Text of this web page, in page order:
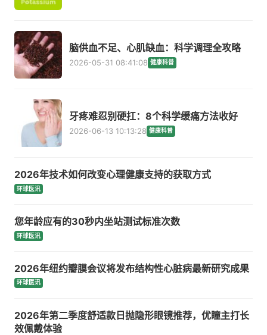
脑供血不足、心肌缺血：科学调理全攻略
2026-05-31 08:41:08 健康科普
牙疼难忍别硬扛：8个科学缓痛方法收好
2026-06-13 10:13:28 健康科普
2026年技术如何改变心理健康支持的获取方式
环球医讯
您年龄应有的30秒内坐站测试标准次数
环球医讯
2026年纽约瓣膜会议将发布结构性心脏病最新研究成果
环球医讯
2026年第二季度舒适款日抛隐形眼镜推荐，优瞳主打长
效佩戴体验